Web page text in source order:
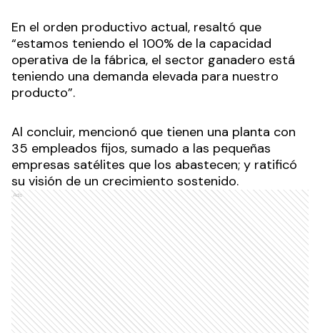
En el orden productivo actual, resaltó que
“estamos teniendo el 100% de la capacidad
operativa de la fábrica, el sector ganadero está
teniendo una demanda elevada para nuestro
producto”.
Al concluir, mencionó que tienen una planta con
35 empleados fijos, sumado a las pequeñas
empresas satélites que los abastecen; y ratificó
su visión de un crecimiento sostenido.
Ads